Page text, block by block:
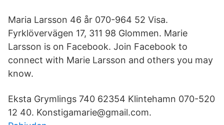
Maria Larsson 46 år 070-964 52 Visa.
Fyrklövervägen 17, 311 98 Glommen. Marie
Larsson is on Facebook. Join Facebook to
connect with Marie Larsson and others you may
know.
Eksta Grymlings 740 62354 Klintehamn 070-520
12 40. Konstigamarie@gmail.com.